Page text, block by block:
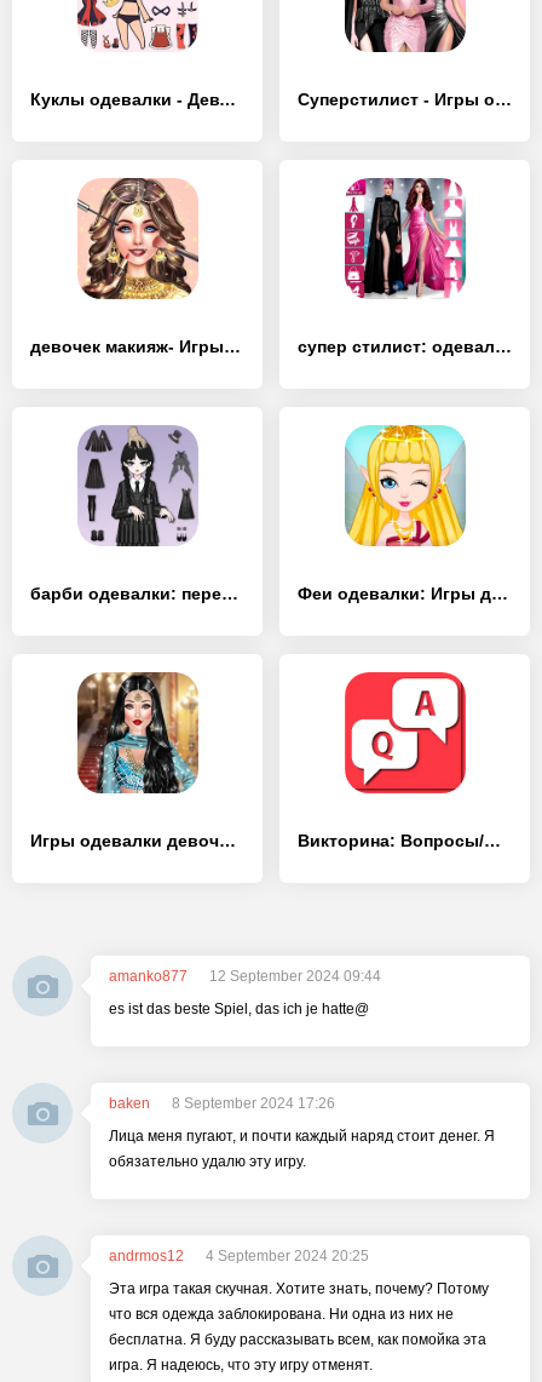
Куклы одевалки - Девчачие игры - [MOD Много денег] Суперстилист - Игры одевалки - [MOD Бесконечные монеты]
девочек макияж- Игры одевалки - [MOD Бесконечные деньги] супер стилист: одевалки - [MOD Бесконечные деньги]
барби одевалки: переодевалки - [MOD Много монет] Феи одевалки: Игры для девочек - [MOD Много монет]
Игры одевалки девочек- макияж - [MOD Много денег] Викторина: Вопросы/Ответы
amanko877
12 September 2024 09:44
es ist das beste Spiel, das ich je hatte@
baken
8 September 2024 17:26
Лица меня пугают, и почти каждый наряд стоит денег. Я
обязательно удалю эту игру.
andrmos12
4 September 2024 20:25
Эта игра такая скучная. Хотите знать, почему? Потому
что вся одежда заблокирована. Ни одна из них не
бесплатна. Я буду рассказывать всем, как помойка эта
игра. Я надеюсь, что эту игру отменят.